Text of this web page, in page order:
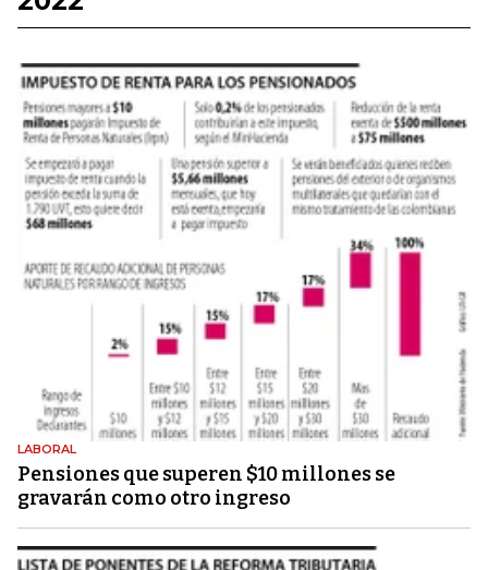
LABORAL
Pensiones que superen $10 millones se
gravarán como otro ingreso